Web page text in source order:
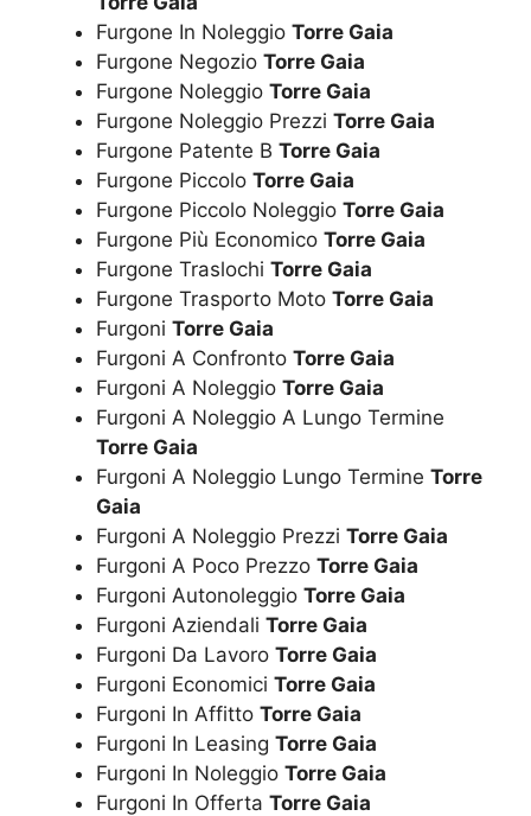
Furgone In Noleggio Torre Gaia
Furgone Negozio Torre Gaia
Furgone Noleggio Torre Gaia
Furgone Noleggio Prezzi Torre Gaia
Furgone Patente B Torre Gaia
Furgone Piccolo Torre Gaia
Furgone Piccolo Noleggio Torre Gaia
Furgone Più Economico Torre Gaia
Furgone Traslochi Torre Gaia
Furgone Trasporto Moto Torre Gaia
Furgoni Torre Gaia
Furgoni A Confronto Torre Gaia
Furgoni A Noleggio Torre Gaia
Furgoni A Noleggio A Lungo Termine
Torre Gaia
Furgoni A Noleggio Lungo Termine Torre
Gaia
Furgoni A Noleggio Prezzi Torre Gaia
Furgoni A Poco Prezzo Torre Gaia
Furgoni Autonoleggio Torre Gaia
Furgoni Aziendali Torre Gaia
Furgoni Da Lavoro Torre Gaia
Furgoni Economici Torre Gaia
Furgoni In Affitto Torre Gaia
Furgoni In Leasing Torre Gaia
Furgoni In Noleggio Torre Gaia
Furgoni In Offerta Torre Gaia